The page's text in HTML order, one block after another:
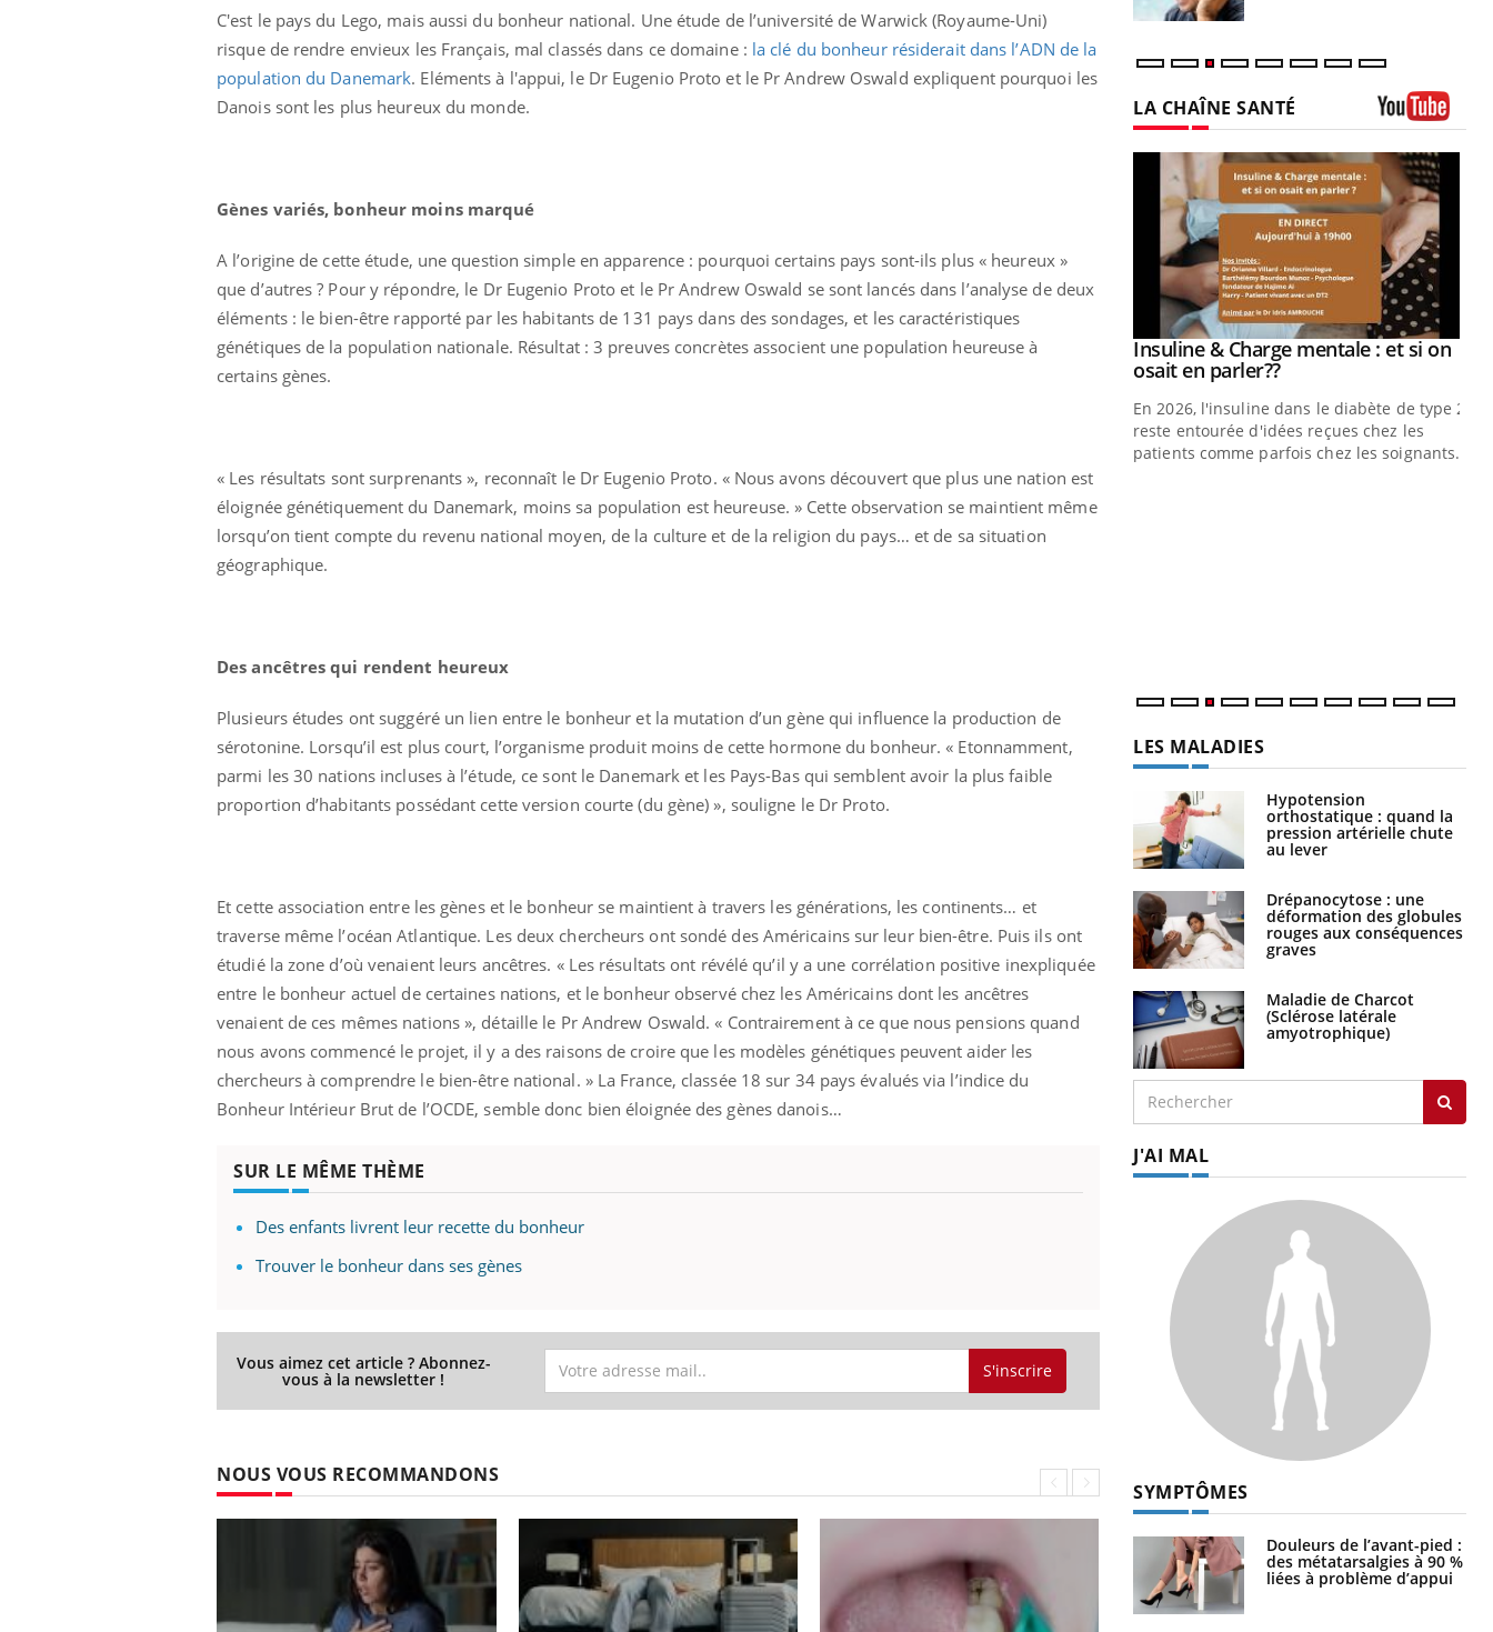
C'est le pays du Lego, mais aussi du bonheur national. Une étude de l’université de Warwick (Royaume-Uni)
risque de rendre envieux les Français, mal classés dans ce domaine : la clé du bonheur résiderait dans l’ADN de la
population du Danemark. Eléments à l'appui, le Dr Eugenio Proto et le Pr Andrew Oswald expliquent pourquoi les
Danois sont les plus heureux du monde.
Gènes variés, bonheur moins marqué
A l’origine de cette étude, une question simple en apparence : pourquoi certains pays sont-ils plus « heureux »
que d’autres ? Pour y répondre, le Dr Eugenio Proto et le Pr Andrew Oswald se sont lancés dans l’analyse de deux
éléments : le bien-être rapporté par les habitants de 131 pays dans des sondages, et les caractéristiques
génétiques de la population nationale. Résultat : 3 preuves concrètes associent une population heureuse à
certains gènes.
« Les résultats sont surprenants », reconnaît le Dr Eugenio Proto. « Nous avons découvert que plus une nation est
éloignée génétiquement du Danemark, moins sa population est heureuse. » Cette observation se maintient même
lorsqu’on tient compte du revenu national moyen, de la culture et de la religion du pays… et de sa situation
géographique.
Des ancêtres qui rendent heureux
Plusieurs études ont suggéré un lien entre le bonheur et la mutation d’un gène qui influence la production de
sérotonine. Lorsqu’il est plus court, l’organisme produit moins de cette hormone du bonheur. « Etonnamment,
parmi les 30 nations incluses à l’étude, ce sont le Danemark et les Pays-Bas qui semblent avoir la plus faible
proportion d’habitants possédant cette version courte (du gène) », souligne le Dr Proto.
Et cette association entre les gènes et le bonheur se maintient à travers les générations, les continents… et
traverse même l’océan Atlantique. Les deux chercheurs ont sondé des Américains sur leur bien-être. Puis ils ont
étudié la zone d’où venaient leurs ancêtres. « Les résultats ont révélé qu’il y a une corrélation positive inexpliquée
entre le bonheur actuel de certaines nations, et le bonheur observé chez les Américains dont les ancêtres
venaient de ces mêmes nations », détaille le Pr Andrew Oswald. « Contrairement à ce que nous pensions quand
nous avons commencé le projet, il y a des raisons de croire que les modèles génétiques peuvent aider les
chercheurs à comprendre le bien-être national. » La France, classée 18 sur 34 pays évalués via l’indice du
Bonheur Intérieur Brut de l’OCDE, semble donc bien éloignée des gènes danois…
SUR LE MÊME THÈME
Des enfants livrent leur recette du bonheur
Trouver le bonheur dans ses gènes
Vous aimez cet article ? Abonnez-
vous à la newsletter ! S'inscrire
NOUS VOUS RECOMMANDONS
LA CHAÎNE SANTÉ
Youtube
Eczéma Chronique des Mains :
montrer ...
Youtube
Carence en fer : comprendre pour
...
Youtube
Insuline & Charge mentale : et si on
osait en parler??Youtube
En 2026, l'insuline dans le diabète de type 2
reste entourée d'idées reçues chez les
patients comme parfois chez les soignants.
LES MALADIES
Hypotension
orthostatique : quand la
pression artérielle chute
au lever
Drépanocytose : une
déformation des globules
rouges aux conséquences
graves
Maladie de Charcot
(Sclérose latérale
amyotrophique)
J'AI MAL
SYMPTÔMES
Douleurs de l’avant-pied :
des métatarsalgies à 90 %
liées à problème d’appui